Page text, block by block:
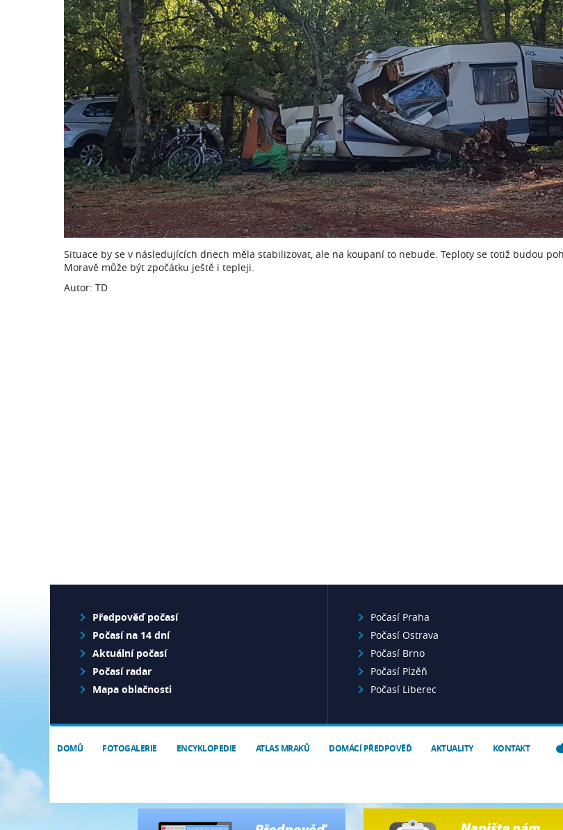
Situace by se v následujících dnech měla stabilizovat, ale na koupaní to nebude. Teploty se totiž budou
Moravě může být zpočátku ještě i tepleji.
Autor: TD
Předpověď počasí
Počasí na 14 dní
Aktuální počasí
Počasí radar
Mapa oblačnosti
Počasí Praha
Počasí Ostrava
Počasí Brno
Počasí Plzěň
Počasí Liberec
DOMŮ FOTOGALERIE ENCYKLOPEDIE ATLAS MRAKŮ DOMÁCÍ PŘEDPOVĚĎ AKTUALITY KONTAKT